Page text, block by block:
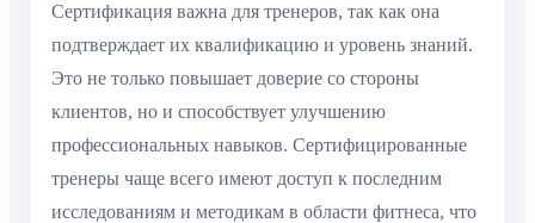
Сертификация важна для тренеров, так как она
подтверждает их квалификацию и уровень знаний.
Это не только повышает доверие со стороны
клиентов, но и способствует улучшению
профессиональных навыков. Сертифицированные
тренеры чаще всего имеют доступ к последним
исследованиям и методикам в области фитнеса, что